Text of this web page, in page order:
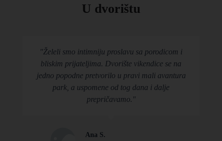
U dvorištu
"Želeli smo intimniju proslavu sa porodicom i
bliskim prijateljima. Dvorište vikendice se na
jedno popodne pretvorilo u pravi mali avantura
park, a uspomene od tog dana i dalje
prepričavamo."
Ana S.